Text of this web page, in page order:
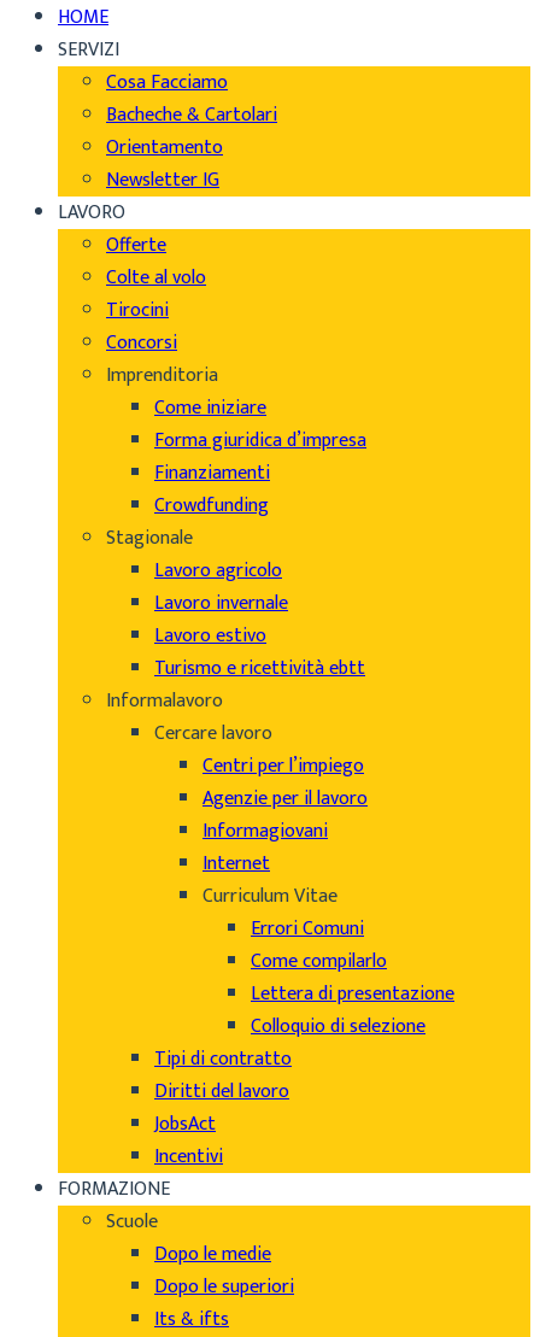
HOME
SERVIZI
Cosa Facciamo
Bacheche & Cartolari
Orientamento
Newsletter IG
LAVORO
Offerte
Colte al volo
Tirocini
Concorsi
Imprenditoria
Come iniziare
Forma giuridica d’impresa
Finanziamenti
Crowdfunding
Stagionale
Lavoro agricolo
Lavoro invernale
Lavoro estivo
Turismo e ricettività ebtt
Informalavoro
Cercare lavoro
Centri per l’impiego
Agenzie per il lavoro
Informagiovani
Internet
Curriculum Vitae
Errori Comuni
Come compilarlo
Lettera di presentazione
Colloquio di selezione
Tipi di contratto
Diritti del lavoro
JobsAct
Incentivi
FORMAZIONE
Scuole
Dopo le medie
Dopo le superiori
Its & ifts